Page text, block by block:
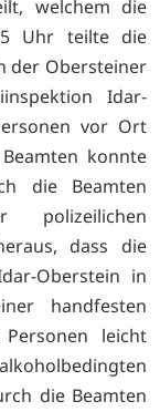
welchem die
Uhr teilte die
der Obersteiner
Idar-
vor Ort
konnte
die Beamten
dass die
Oberstein in
handfesten
leicht
die Beamten